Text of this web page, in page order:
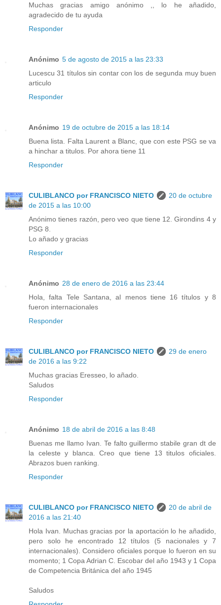
Muchas gracias amigo anónimo ,, lo he añadido,
agradecido de tu ayuda
Responder
Anónimo 5 de agosto de 2015 a las 23:33
Lucescu 31 títulos sin contar con los de segunda muy buen
articulo
Responder
Anónimo 19 de octubre de 2015 a las 18:14
Buena lista. Falta Laurent a Blanc, que con este PSG se va
a hinchar a titulos. Por ahora tiene 11
Responder
CULIBLANCO por FRANCISCO NIETO
20 de octubre
de 2015 a las 10:00
Anónimo tienes razón, pero veo que tiene 12. Girondins 4 y
PSG 8.
Lo añado y gracias
Responder
Anónimo 28 de enero de 2016 a las 23:44
Hola, falta Tele Santana, al menos tiene 16 títulos y 8
fueron internacionales
Responder
CULIBLANCO por FRANCISCO NIETO
29 de enero
de 2016 a las 9:22
Muchas gracias Eresseo, lo añado.
Saludos
Responder
Anónimo 18 de abril de 2016 a las 8:48
Buenas me llamo Ivan. Te falto guillermo stabile gran dt de
la celeste y blanca. Creo que tiene 13 titulos oficiales.
Abrazos buen ranking.
Responder
CULIBLANCO por FRANCISCO NIETO
20 de abril de
2016 a las 21:40
Hola Ivan. Muchas gracias por la aportación lo he añadido,
pero solo he encontrado 12 títulos (5 nacionales y 7
internacionales). Considero oficiales porque lo fueron en su
momento; 1 Copa Adrian C. Escobar del año 1943 y 1 Copa
de Competencia Británica del año 1945
Saludos